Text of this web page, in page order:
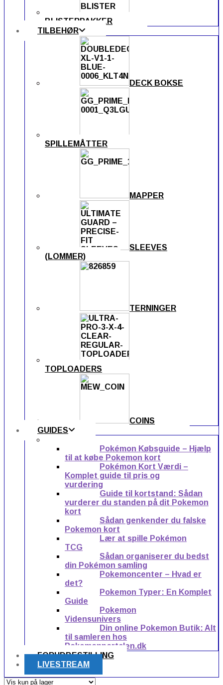
BLISTERPAKKER
TILBEHØR
DECK BOKSE
SPILLEMÅTTER
MAPPER
SLEEVES
(LOMMER)
TERNINGER
TOPLOADERS
COINS
GUIDES
Pokémon Købsguide – Hjælp
til at købe Pokemon kort
Pokémon Kort Værdi –
Komplet guide til pris og
vurdering
Guide til kortstand: Sådan
vurderer du standen på dit Pokemon
kort
Sådan genkender du falske
Pokemon kort
Lær at spille Pokémon
TCG
Sådan organiserer du bedst
din Pokémon samling
Pokemoncenter – Hvad er
det?
Pokemon Typer: En Komplet
Guide
Pokemon
Vidensunivers
Din online Pokemon Butik: Alt
til samleren hos
Pokemonportalen.dk
FORUDBESTILLING
LIVESTREAM